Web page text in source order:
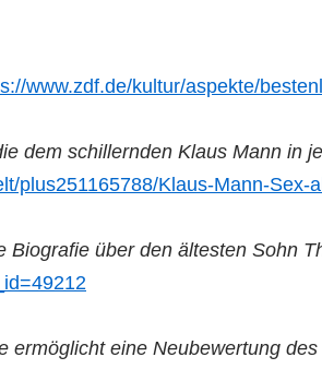
www.zdf.de/kultur/aspekte/
dem schillernden Klaus Mann in
plus251165788/Klaus-Mann-
über den ältesten Sohn
ermöglicht eine Neubewertung